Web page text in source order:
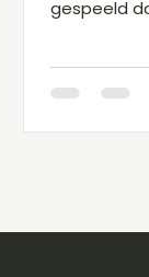
gespeeld
tab zou dat
022000.